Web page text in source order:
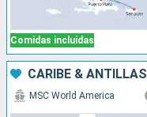
Comidas incluidas
CARIBE & ANTILLAS
MSC World America